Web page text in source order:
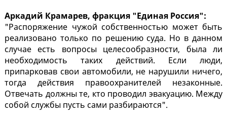
Аркадий Крамарев, фракция "Единая Россия":
"Распоряжение чужой собственностью может быть
реализовано только по решению суда. Но в данном
случае есть вопросы целесообразности, была ли
необходимость таких действий. Если люди,
припарковав свои автомобили, не нарушили ничего,
тогда действия правоохранителей незаконные.
Отвечать должны те, кто проводил эвакуацию. Между
собой службы пусть сами разбираются".